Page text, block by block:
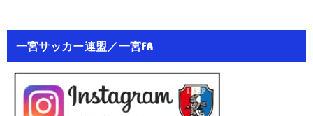
一宮サッカー連盟／一宮FA